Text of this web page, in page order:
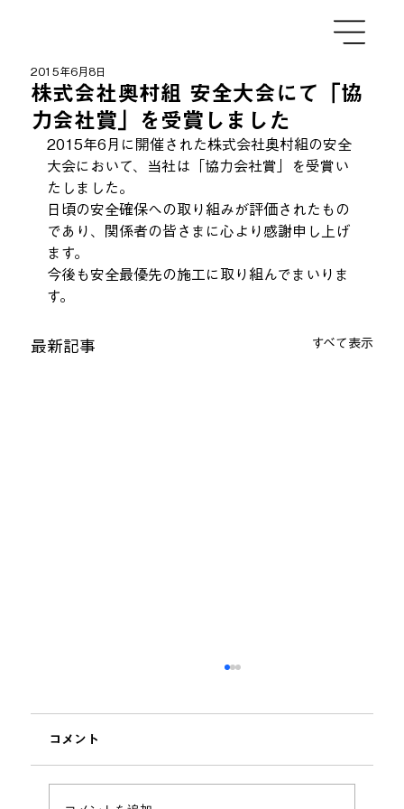
株式会社奥村組 安全大会にて「協
力会社賞」を受賞しました
2015年6月8日
2015年6月に開催された株式会社奥村組の安全
大会において、当社は「協力会社賞」を受賞い
たしました。
日頃の安全確保への取り組みが評価されたもの
であり、関係者の皆さまに心より感謝申し上げ
ます。
今後も安全最優先の施工に取り組んでまいりま
す。
最新記事 すべて表示
して表彰されました
継続的な取り組みを高くご評価いただき、「安
全優秀協力会社」として表彰されました。 引
コメント